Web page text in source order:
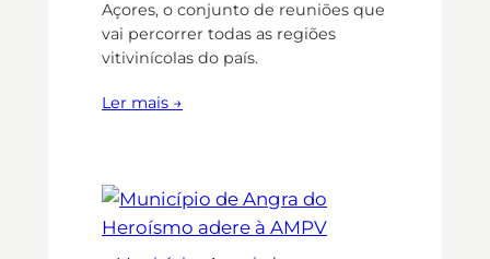
Açores, o conjunto de reuniões que
vai percorrer todas as regiões
vitivinícolas do país.
Ler mais →